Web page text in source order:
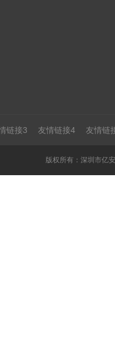
链接3 友情链接4 友情链
版权所有：深圳市亿